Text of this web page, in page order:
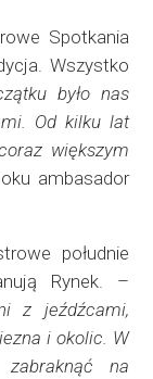
Spotkania
Wszystko
było nas
Od kilku lat
większym
ambasador
południe
Rynek. –
z jeźdźcami,
i okolic. W
na